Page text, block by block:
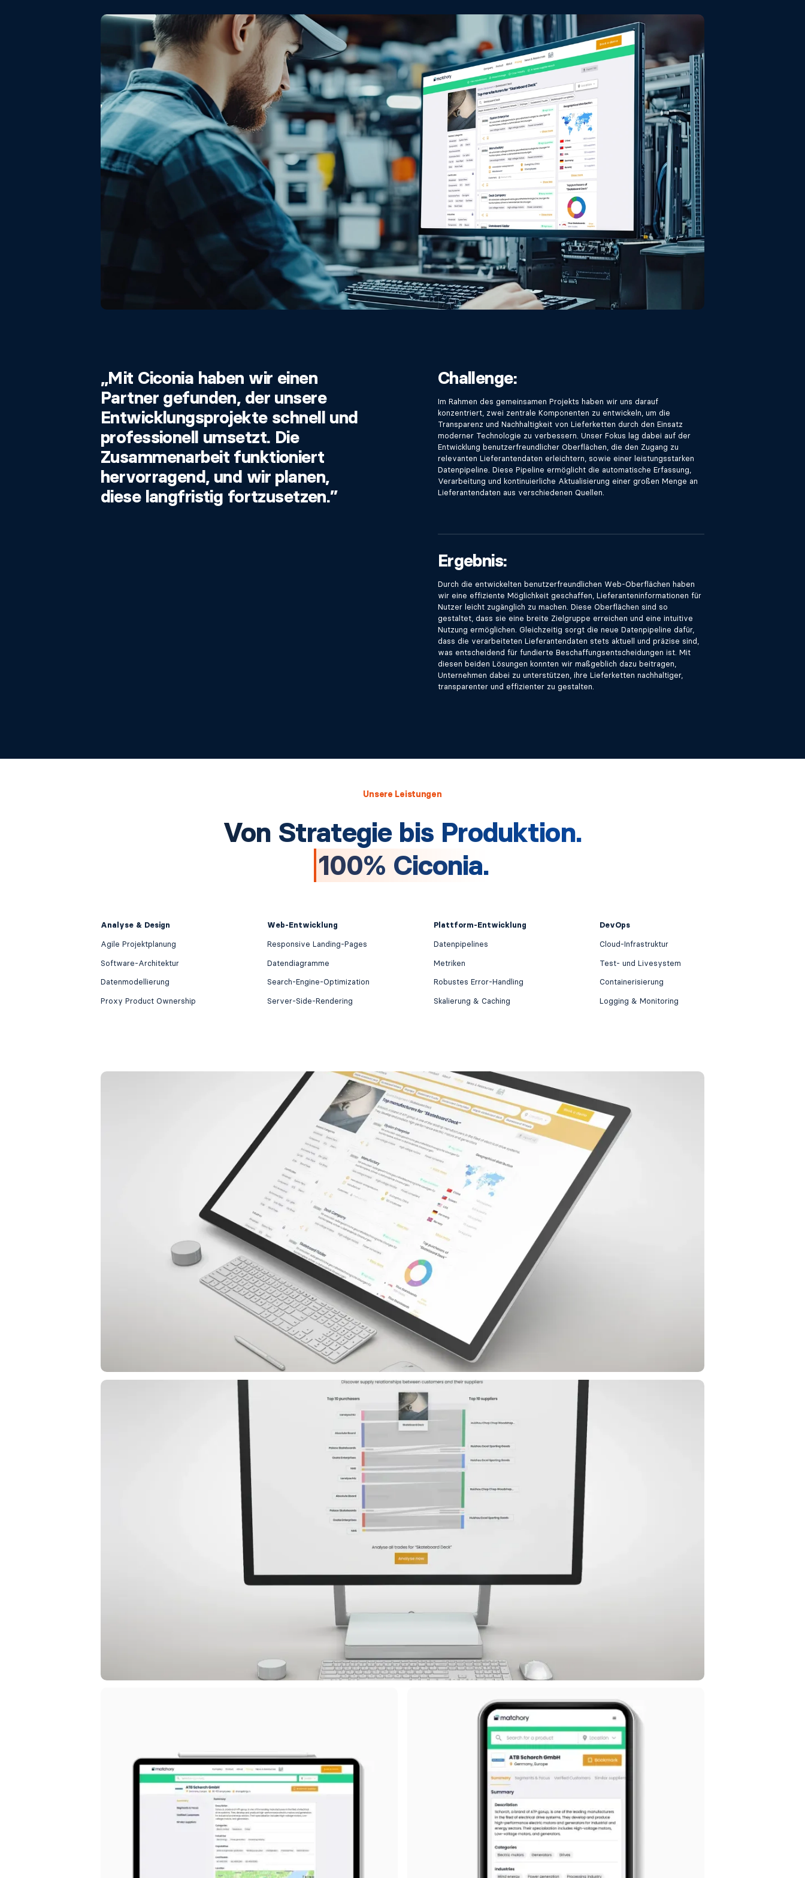
„Mit Ciconia haben wir einen
Partner gefunden, der unsere
Entwicklungsprojekte schnell und
professionell umsetzt. Die
Zusammenarbeit funktioniert
hervorragend, und wir planen,
diese langfristig fortzusetzen.”
Challenge:
Im Rahmen des gemeinsamen Projekts haben wir uns darauf
konzentriert, zwei zentrale Komponenten zu entwickeln, um die
Transparenz und Nachhaltigkeit von Lieferketten durch den Einsatz
moderner Technologie zu verbessern. Unser Fokus lag dabei auf der
Entwicklung benutzerfreundlicher Oberflächen, die den Zugang zu
relevanten Lieferantendaten erleichtern, sowie einer leistungsstarken
Datenpipeline. Diese Pipeline ermöglicht die automatische Erfassung,
Verarbeitung und kontinuierliche Aktualisierung einer großen Menge an
Lieferantendaten aus verschiedenen Quellen.
Ergebnis:
Durch die entwickelten benutzerfreundlichen Web-Oberflächen haben
wir eine effiziente Möglichkeit geschaffen, Lieferanteninformationen für
Nutzer leicht zugänglich zu machen. Diese Oberflächen sind so
gestaltet, dass sie eine breite Zielgruppe erreichen und eine intuitive
Nutzung ermöglichen. Gleichzeitig sorgt die neue Datenpipeline dafür,
dass die verarbeiteten Lieferantendaten stets aktuell und präzise sind,
was entscheidend für fundierte Beschaffungsentscheidungen ist. Mit
diesen beiden Lösungen konnten wir maßgeblich dazu beitragen,
Unternehmen dabei zu unterstützen, ihre Lieferketten nachhaltiger,
transparenter und effizienter zu gestalten.
Unsere Leistungen
Von Strategie bis Produktion.
100% Ciconia.
Analyse & Design
Agile Projektplanung
Software-Architektur
Datenmodellierung
Proxy Product Ownership
Web-Entwicklung
Responsive Landing-Pages
Datendiagramme
Search-Engine-Optimization
Server-Side-Rendering
Plattform-Entwicklung
Datenpipelines
Metriken
Robustes Error-Handling
Skalierung & Caching
DevOps
Cloud-Infrastruktur
Test- und Livesystem
Containerisierung
Logging & Monitoring